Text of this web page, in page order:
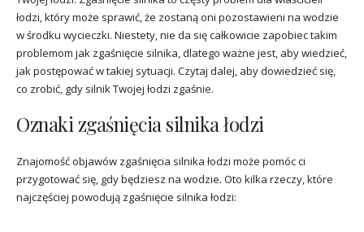
łodzi, który może sprawić, że zostaną oni pozostawieni na wodzie
w środku wycieczki. Niestety, nie da się całkowicie zapobiec takim
problemom jak zgaśnięcie silnika, dlatego ważne jest, aby wiedzieć,
jak postępować w takiej sytuacji. Czytaj dalej, aby dowiedzieć się,
co zrobić, gdy silnik Twojej łodzi zgaśnie.
Oznaki zgaśnięcia silnika łodzi
Znajomość objawów zgaśnięcia silnika łodzi może pomóc ci
przygotować się, gdy będziesz na wodzie. Oto kilka rzeczy, które
najczęściej powodują zgaśnięcie silnika łodzi: